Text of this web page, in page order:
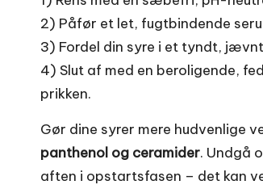
2) Påfør et let, fugtbindende
3) Fordel din syre i et tyndt,
4) Slut af med en beroligende,
prikken.
Gør dine syrer mere hudvenlige
panthenol og ceramider. Undgå
aften i opstartsfasen – det kan